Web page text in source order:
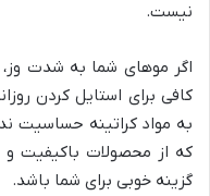
نیست.
اگر موهای شما به شدت
کافی برای استایل کردن
به مواد کراتینه حساسیت
که از محصولات باکیفیت و
گزینه خوبی برای شما باشد.